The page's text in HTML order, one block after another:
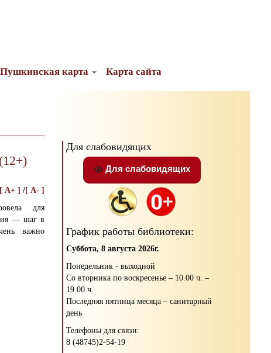
Пушкинская карта Карта сайта
[ A+ ] /[ A- ]
для
— шаг в
важно
Для слабовидящих
Для слабовидящих
График работы библиотеки:
Суббота, 8 августа 2026г.
Понедельник - выходной
Со вторника по воскресенье – 10.00 ч. –
19.00 ч.
Последняя пятница месяца – санитарный
день
Телефоны для связи:
8 (48745)2-54-19